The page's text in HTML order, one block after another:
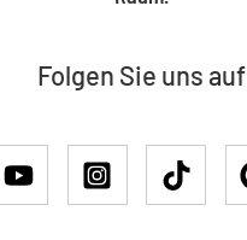
Folgen Sie uns auf